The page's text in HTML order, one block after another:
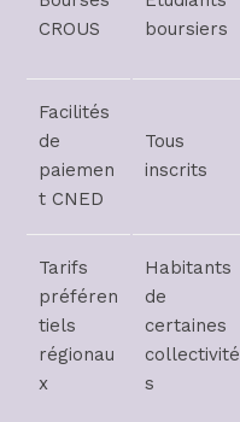
CROUS
boursiers
Facilités
de
paiemen
t CNED
Tous
inscrits
Tarifs
préféren
tiels
régionau
x
Habitants
de
certaines
collectivité
s